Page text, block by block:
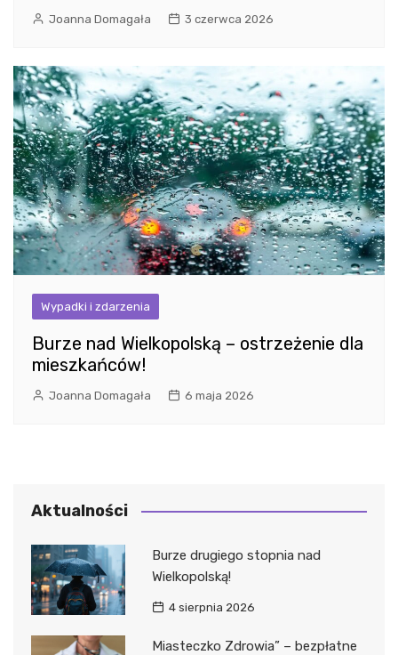
Joanna Domagała 3 czerwca 2026
Wypadki i zdarzenia
Burze nad Wielkopolską – ostrzeżenie dla
mieszkańców!
Joanna Domagała 6 maja 2026
Aktualności
Burze drugiego stopnia nad
Wielkopolską!
4 sierpnia 2026
Miasteczko Zdrowia” – bezpłatne